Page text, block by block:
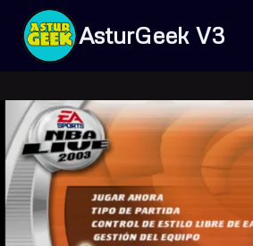
Saltar
contenido
AsturGeek V3